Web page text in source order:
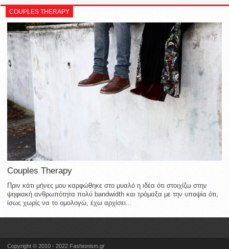
COUPLES THERAPY
Couples Therapy
Πριν κάτι μήνες μου καρφώθηκε στο μυαλό η ιδέα ότι στοιχίζω στην
ψηφιακή ανθρωπότητα πολύ bandwidth και τρόμαξα με την υποψία ότι,
ίσως χωρίς να το ομολογώ, έχω αρχίσει...
Copyright © 2010 - 2022 Fashionism.gr